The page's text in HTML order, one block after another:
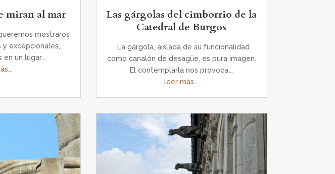
miran al mar
mostraros
y excepcionales,
un lugar...
Las gárgolas del cimborrio de la
Catedral de Burgos
La gárgola, aislada de su funcionalidad
como canalón de desagüe, es pura imagen.
El contemplarla nos provoca...
leer más...